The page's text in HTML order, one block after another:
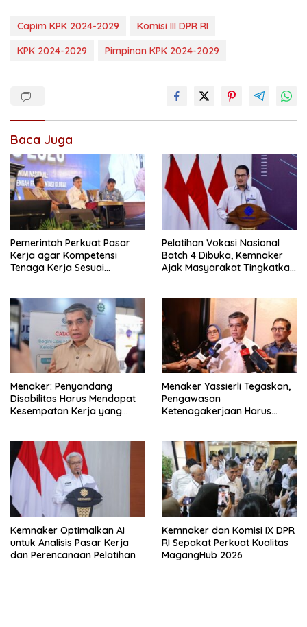
Capim KPK 2024-2029
Komisi III DPR RI
KPK 2024-2029
Pimpinan KPK 2024-2029
Baca Juga
Pemerintah Perkuat Pasar
Kerja agar Kompetensi
Tenaga Kerja Sesuai
Pelatihan Vokasi Nasional
Batch 4 Dibuka, Kemnaker
Ajak Masyarakat Tingkatkan
Menaker: Penyandang
Disabilitas Harus Mendapat
Kesempatan Kerja yang
Menaker Yassierli Tegaskan,
Pengawasan
Ketenagakerjaan Harus
Kemnaker Optimalkan AI
untuk Analisis Pasar Kerja
dan Perencanaan Pelatihan
Kemnaker dan Komisi IX DPR
RI Sepakat Perkuat Kualitas
MagangHub 2026